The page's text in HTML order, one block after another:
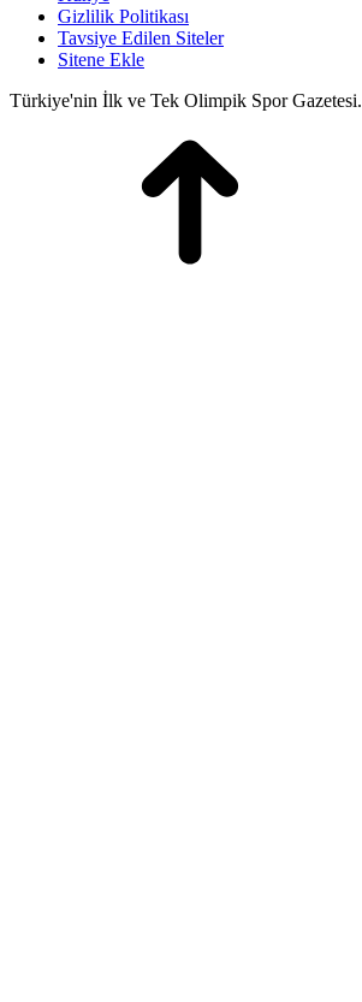
Gizlilik Politikası
Tavsiye Edilen Siteler
Sitene Ekle
Türkiye'nin İlk ve Tek Olimpik Spor Gazetesi.